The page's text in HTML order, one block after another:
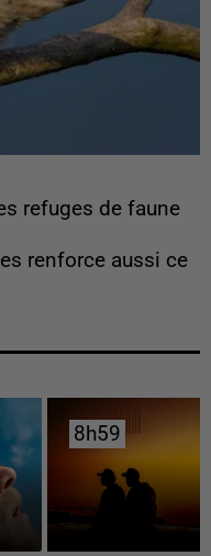
refuges de faune
renforce aussi ce
8h59
8h59